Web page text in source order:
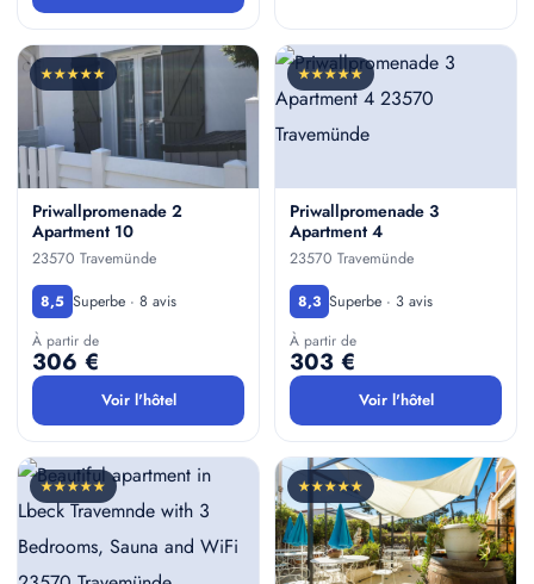
★★★★★
Priwallpromenade 2
Apartment 10
23570 Travemünde
8,5 Superbe · 8 avis
À partir de
306 €
Voir l'hôtel
★★★★★
Priwallpromenade 3
Apartment 4
23570 Travemünde
8,3 Superbe · 3 avis
À partir de
303 €
Voir l'hôtel
★★★★★ ★★★★★